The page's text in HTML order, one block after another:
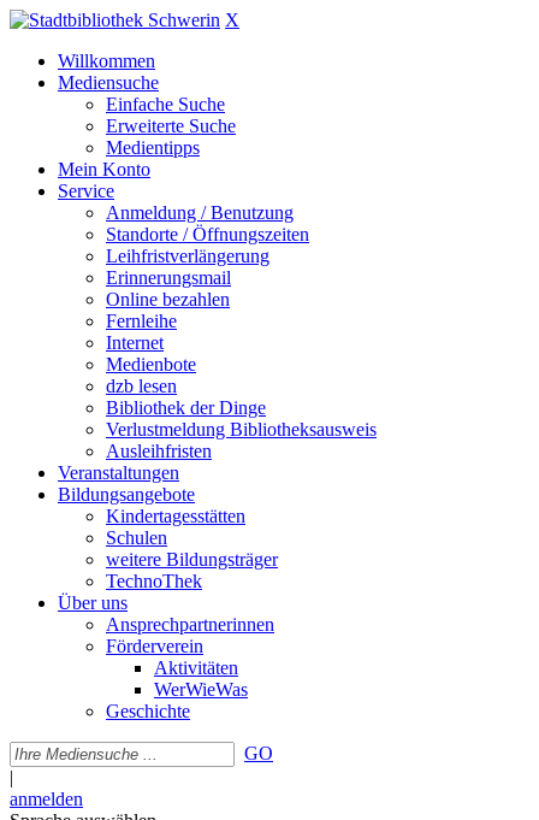
X
Willkommen
Mediensuche
Einfache Suche
Erweiterte Suche
Medientipps
Mein Konto
Service
Anmeldung / Benutzung
Standorte / Öffnungszeiten
Leihfristverlängerung
Erinnerungsmail
Online bezahlen
Fernleihe
Internet
Medienbote
dzb lesen
Bibliothek der Dinge
Verlustmeldung Bibliotheksausweis
Ausleihfristen
Veranstaltungen
Bildungsangebote
Kindertagesstätten
Schulen
weitere Bildungsträger
TechnoThek
Über uns
Ansprechpartnerinnen
Förderverein
Aktivitäten
WerWieWas
Geschichte
GO
|
anmelden